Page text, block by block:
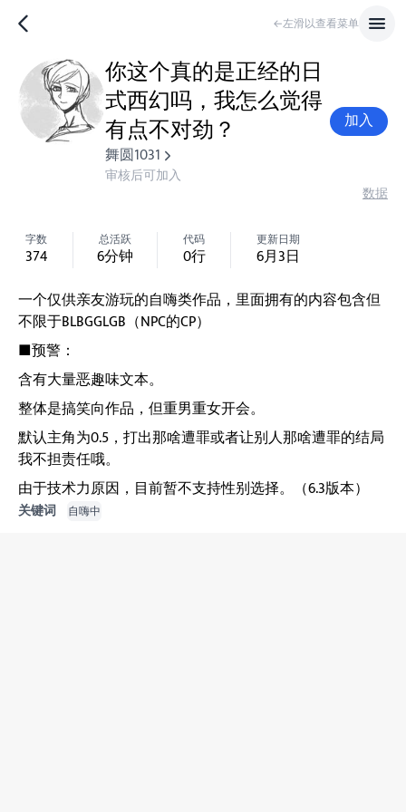
←左滑以查看菜单
你这个真的是正经的日
式西幻吗，我怎么觉得
有点不对劲？
舞圆1031
审核后可加入
加入
数据
字数
374
总活跃
6分钟
代码
0行
更新日期
6月3日
一个仅供亲友游玩的自嗨类作品，里面拥有的内容包含但
不限于BLBGGLGB（NPC的CP）
■预警：
含有大量恶趣味文本。
整体是搞笑向作品，但重男重女开会。
默认主角为0.5，打出那啥遭罪或者让别人那啥遭罪的结局
我不担责任哦。
由于技术力原因，目前暂不支持性别选择。（6.3版本）
关键词 自嗨中